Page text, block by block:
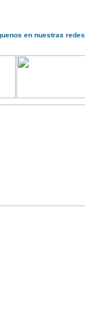
en nuestras redes